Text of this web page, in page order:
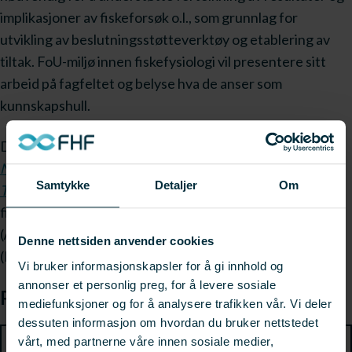
Samtykke Detaljer Om
Denne nettsiden anvender cookies
Vi bruker informasjonskapsler for å gi innhold og
annonser et personlig preg, for å levere sosiale
mediefunksjoner og for å analysere trafikken vår. Vi deler
dessuten informasjon om hvordan du bruker nettstedet
vårt, med partnerne våre innen sosiale medier,
implikasjoner av fiskeforsøk o.l., som grunnlag for
utvikling av beslutningsstøtteverktøy og etablering av
tiltak. FoU-miljø innen fiskefysiologi vil presentere sitt
arbeid på fagfeltet og belyse hva de anser som
kunnskapshull.
Det vil bli presentasjoner av resultater fra prosjektene
Nefrosmolt,Stonehunt,Optismolt,NephroReduceog
Tidlig utvikling hos regnbueørret
, samt felterfaringer fra
fiskehelsetjenester, blant annet Per Anton Sæter
(Åkerblå), og leverandører, blant annet Yngve Lystad
(Pure Salmon Technology).
Program
Del 1 – Nefrokalsinose